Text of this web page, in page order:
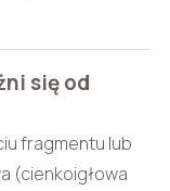
się od
fragmentu lub
(cienkoigłowa